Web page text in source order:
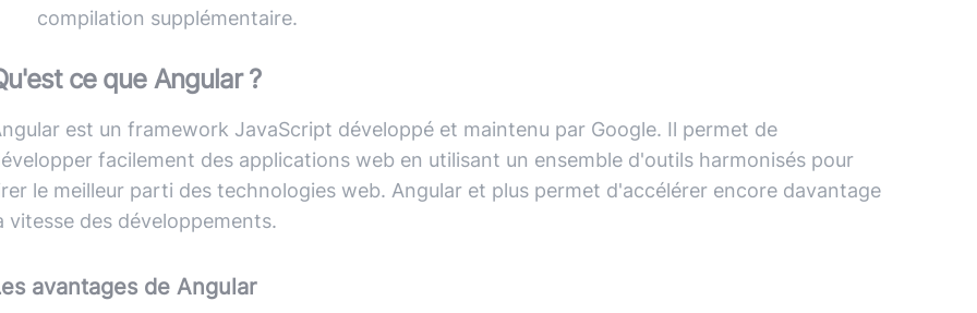
compilation supplémentaire.
ce que Angular?
est un framework JavaScript développé et maintenu par Google. Il permet de
facilement des applications web en utilisant un ensemble d'outils harmonisés pour
le meilleur parti des technologies web. Angular et plus permet d'accélérer encore davantage
vitesse des développements.
avantages de Angular